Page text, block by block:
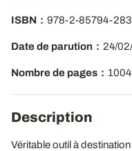
ISBN 978-2-85794-
Date de parution 24/
Nombre de pages 1004
Description
Véritable outil à